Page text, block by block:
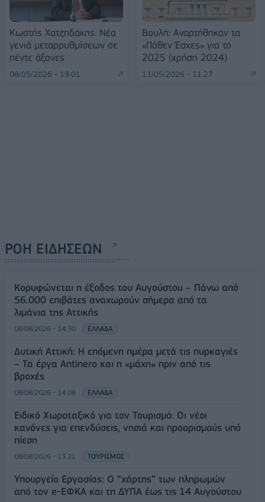
Κωστής Χατζηδάκης: Νέα
γενιά μεταρρυθμίσεων σε
πέντε άξονες
08/05/2026 - 19:01
Βουλή: Αναρτήθηκαν τα
«Πόθεν Έσχες» για το
2025 (χρήση 2024)
11/05/2026 - 11:27
ΡΟΗ ΕΙΔΗΣΕΩΝ
Κορυφώνεται η έξοδος του Αυγούστου – Πάνω από
56.000 επιβάτες αναχωρούν σήμερα από τα
λιμάνια της Αττικής
08/08/2026 - 14:30 ΕΛΛΑΔΑ
Δυτική Αττική: Η επόμενη ημέρα μετά τις πυρκαγιές
– Τα έργα Antinero και η «μάχη» πριν από τις
βροχές
08/08/2026 - 14:08 ΕΛΛΑΔΑ
Ειδικό Χωροταξικό για τον Τουρισμό: Οι νέοι
κανόνες για επενδύσεις, νησιά και προορισμούς υπό
πίεση
08/08/2026 - 13:21 ΤΟΥΡΙΣΜΟΣ
Υπουργείο Εργασίας: Ο “χάρτης” των πληρωμών
από τον e-ΕΦΚΑ και τη ΔΥΠΑ έως τις 14 Αυγούστου